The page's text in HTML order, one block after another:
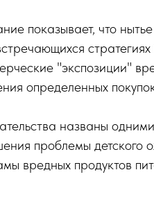
показывает, что
"экспозиции"
определенных
названы
проблемы детского
вредных продуктов